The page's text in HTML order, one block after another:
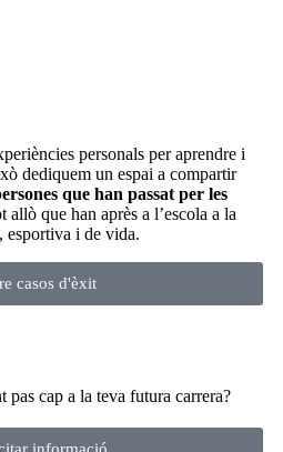
personals per aprendre i
dediquem un espai a compartir
que han passat per les
allò que han après a l’escola a la
esportiva i de vida.
casos d'èxit
pas cap a la teva futura carrera?​